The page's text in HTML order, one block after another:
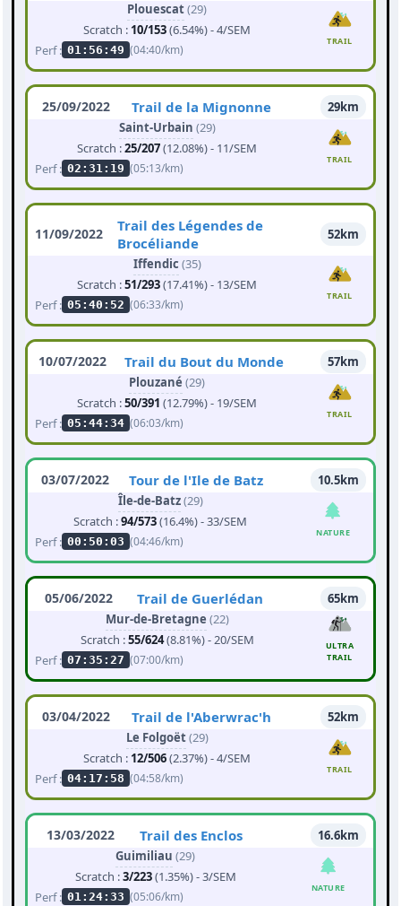
Plouescat(29)
Scratch : 10/153(6.54%) - 4/SEM
Perf : 01:56:49 (04:40/km)
TRAIL
25/09/2022 Trail de la Mignonne
29km
Saint-Urbain (29)
Scratch :25/207(12.08%) - 11/SEM
Perf : 02:31:19 (05:13/km)
TRAIL
11/09/2022
Trail des Légendes de
Brocéliande
52km
Iffendic (35)
Scratch :51/293(17.41%) - 13/SEM
Perf : 05:40:52 (06:33/km)
TRAIL
10/07/2022 Trail du Bout du Monde
57km
Plouzané (29)
Scratch :50/391 (12.79%) - 19/SEM
Perf : 05:44:34 (06:03/km)
TRAIL
03/07/2022 Tour de l'Ile de Batz
10.5km
Île-de-Batz(29)
Scratch :94/573(16.4%) - 33/SEM
Perf : 00:50:03 (04:46/km)
NATURE
05/06/2022 Trail de Guerlédan
65km
Mur-de-Bretagne (22)
Scratch :55/624(8.81%) - 20/SEM
Perf : 07:35:27 (07:00/km)
ULTRA
TRAIL
03/04/2022 Trail de l'Aberwrac'h
52km
Le Folgoët(29)
Scratch : 12/506(2.37%) - 4/SEM
Perf : 04:17:58 (04:58/km)
TRAIL
13/03/2022 Trail des Enclos
16.6km
Guimiliau (29)
Scratch :3/223(1.35%) - 3/SEM
Perf : 01:24:33 (05:06/km)
NATURE